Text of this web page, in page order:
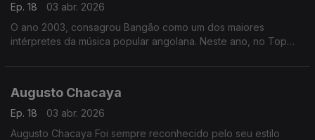
Ep. 18
03 abr. 2026
O ano 2003, consagrou Bangão como um dos maiores
intérpretes da música popular angolana. Neste ano, no Top
Augusto Chacaya
Ep. 18
03 abr. 2026
Augusto Chacaya Foi sempre reconhecido pelo seu estilo